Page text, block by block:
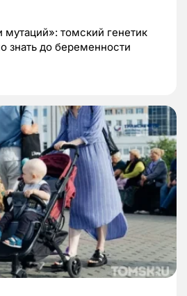
томский генетик
знать до беременности